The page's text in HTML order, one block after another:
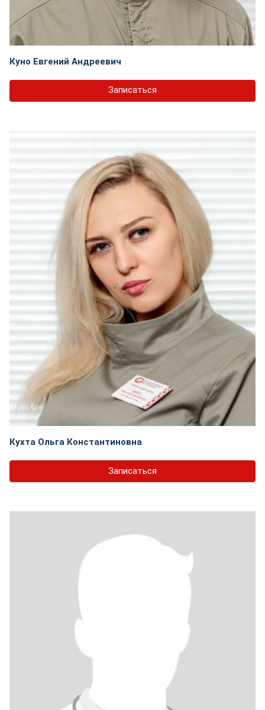
Куно Евгений Андреевич
Записаться
Кухта Ольга Константиновна
Записаться